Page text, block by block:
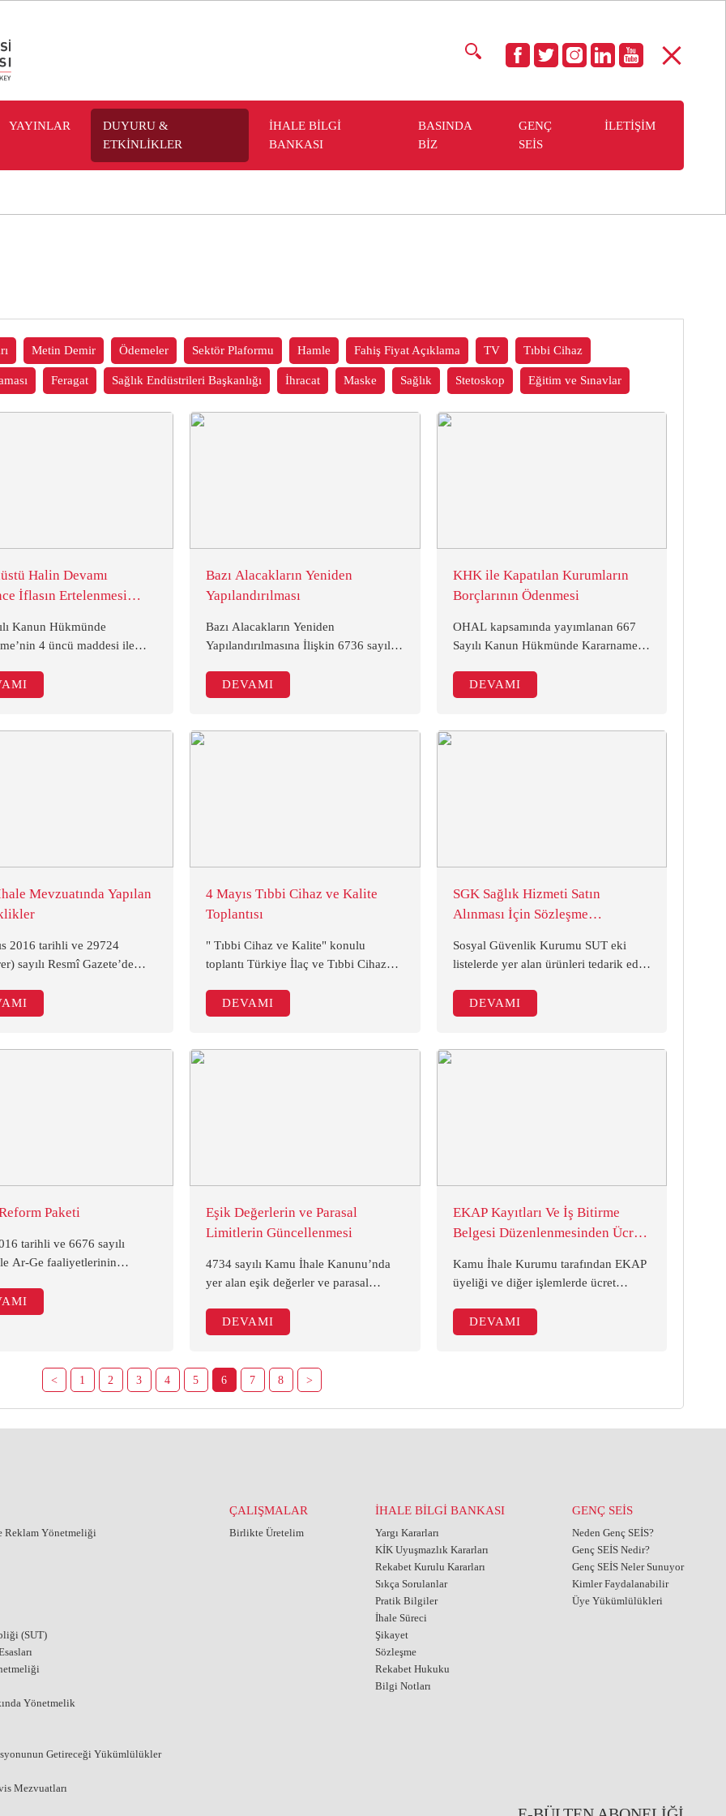
YAYINLAR
DUYURU &
ETKİNLİKLER
İHALE BİLGİ
BANKASI
BASINDA
BİZ
GENÇ
SEİS
İLETİŞİM
Metin Demir Ödemeler Sektör Plaformu Hamle Fahiş Fiyat Açıklama TV Tıbbi Cihaz
Feragat Sağlık Endüstrileri Başkanlığı İhracat Maske Sağlık Stetoskop Eğitim ve Sınavlar
Halin Devamı
Kanun Hükmünde
4 üncü maddesi ile
İcra ve İflas Kanunu’nun
maddesi uyarınca
Bazı Alacakların Yeniden
Yapılandırılması
Bazı Alacakların Yeniden
Yapılandırılmasına İlişkin 6736 sayılı
sayılı Resmi Gazetede yayımlanarak
yürürlüğe girmiştir.
DEVAMI
KHK ile Kapatılan Kurumların
Borçlarının Ödenmesi
OHAL kapsamında yayımlanan 667
Sayılı Kanun Hükmünde Kararname
kişi ve kuruluşların alacaklarını tahsil
için izleyecekleri yol
DEVAMI
Mevzuatında Yapılan
2016 tarihli ve 29724
sayılı Resmî Gazete’de
yayımlanmıştır. Bu
1 Temmuz 2016
4 Mayıs Tıbbi Cihaz ve Kalite
Toplantısı
" Tıbbi Cihaz ve Kalite" konulu
toplantı Türkiye İlaç ve Tıbbi Cihaz
kurumların katılımları ile 4 Mayıs
2016 tarihinde ATO Meclis Salonunda
DEVAMI
SGK Sağlık Hizmeti Satın
Alınması İçin Sözleşme
Sosyal Güvenlik Kurumu SUT eki
listelerde yer alan ürünleri tedarik eden
yapılarak doğrudan tedarikçi firmalara
ödeme yapabilmesi
DEVAMI
Paketi
tarihli ve 6676 sayılı
Ar-Ge faaliyetlerinin
değişiklik yapıldı.
yapılan başlıca kanunlar
Eşik Değerlerin ve Parasal
Limitlerin Güncellenmesi
4734 sayılı Kamu İhale Kanunu’nda
yer alan eşik değerler ve parasal
tarafından açıklanan 2015 yılı Yurt İçi
Üretici Fiyat Endeksi (Yİ-ÜFE) yıllık
güncellenmiştir.
DEVAMI
EKAP Kayıtları Ve İş Bitirme
Belgesi Düzenlenmesinden Ücret
Duyurusu
Kamu İhale Kurumu tarafından EKAP
üyeliği ve diğer işlemlerde ücret
duyuru yayımlanmıştır. EKAP
üzerinden gerçekleştirilen işlemlerden
yer almıştır:
DEVAMI
< 1 2 3 4 5 6 7 8 >
Reklam Yönetmeliği
(SUT)
Yönetmelik
Getireceği Yükümlülükler
Mezvuatları
ÇALIŞMALAR
Birlikte Üretelim
İHALE BİLGİ BANKASI
Yargı Kararları
KİK Uyuşmazlık Kararları
Rekabet Kurulu Kararları
Sıkça Sorulanlar
Pratik Bilgiler
İhale Süreci
Şikayet
Sözleşme
Rekabet Hukuku
Bilgi Notları
GENÇ SEİS
Neden Genç SEİS?
Genç SEİS Nedir?
Genç SEİS Neler Sunuyor
Kimler Faydalanabilir
Üye Yükümlülükleri